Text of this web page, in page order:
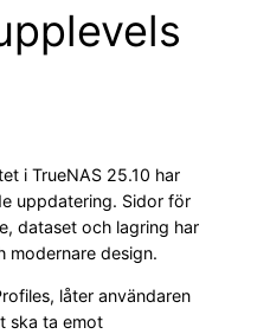
i TrueNAS 25.10 har
uppdatering. Sidor för
dataset och lagring har
modernare design.
låter användaren
ska ta emot